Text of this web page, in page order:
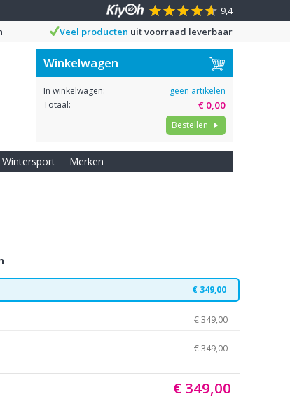
9,4
Veel producten uit voorraad leverbaar
Winkelwagen
In winkelwagen:
geen artikelen
Totaal:
€ 0,00
Bestellen
Wintersport Merken
€ 349,00
€ 349,00
€ 349,00
€ 349,00